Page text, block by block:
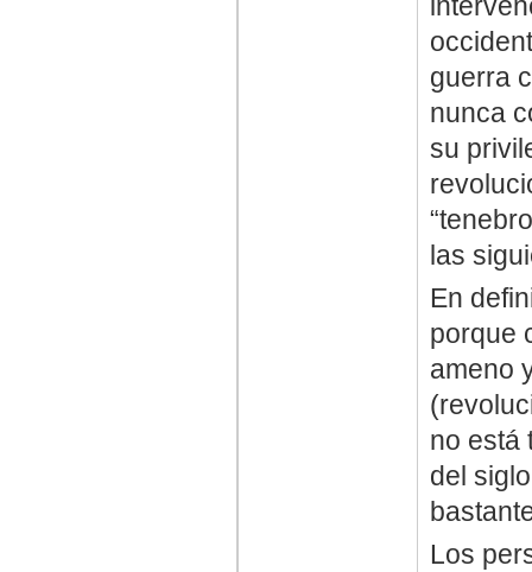
guerra
nunca
su
las
En
porque
ameno
no está
del
Los